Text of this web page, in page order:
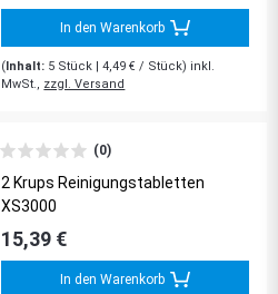
In den Warenkorb
(Inhalt: 5 Stück | 4,49 € / Stück) inkl.
MwSt., zzgl. Versand
(0)
2 Krups Reinigungstabletten
XS3000
15,39 €
In den Warenkorb